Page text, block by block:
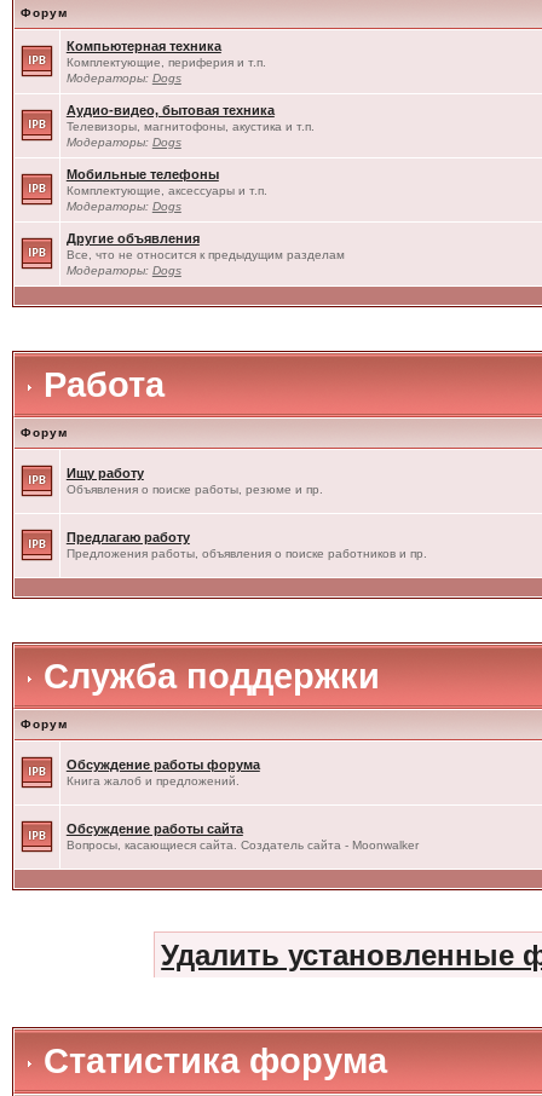
Форум
Компьютерная техника
Комплектующие, периферия и т.п.
Модераторы: Dogs
Аудио-видео, бытовая техника
Телевизоры, магнитофоны, акустика и т.п.
Модераторы: Dogs
Мобильные телефоны
Комплектующие, аксессуары и т.п.
Модераторы: Dogs
Другие объявления
Все, что не относится к предыдущим разделам
Модераторы: Dogs
Работа
Форум
Ищу работу
Объявления о поиске работы, резюме и пр.
Предлагаю работу
Предложения работы, объявления о поиске работников и пр.
Служба поддержки
Форум
Обсуждение работы форума
Книга жалоб и предложений.
Обсуждение работы сайта
Вопросы, касающиеся сайта. Создатель сайта - Moonwalker
Удалить установленные
Статистика форума